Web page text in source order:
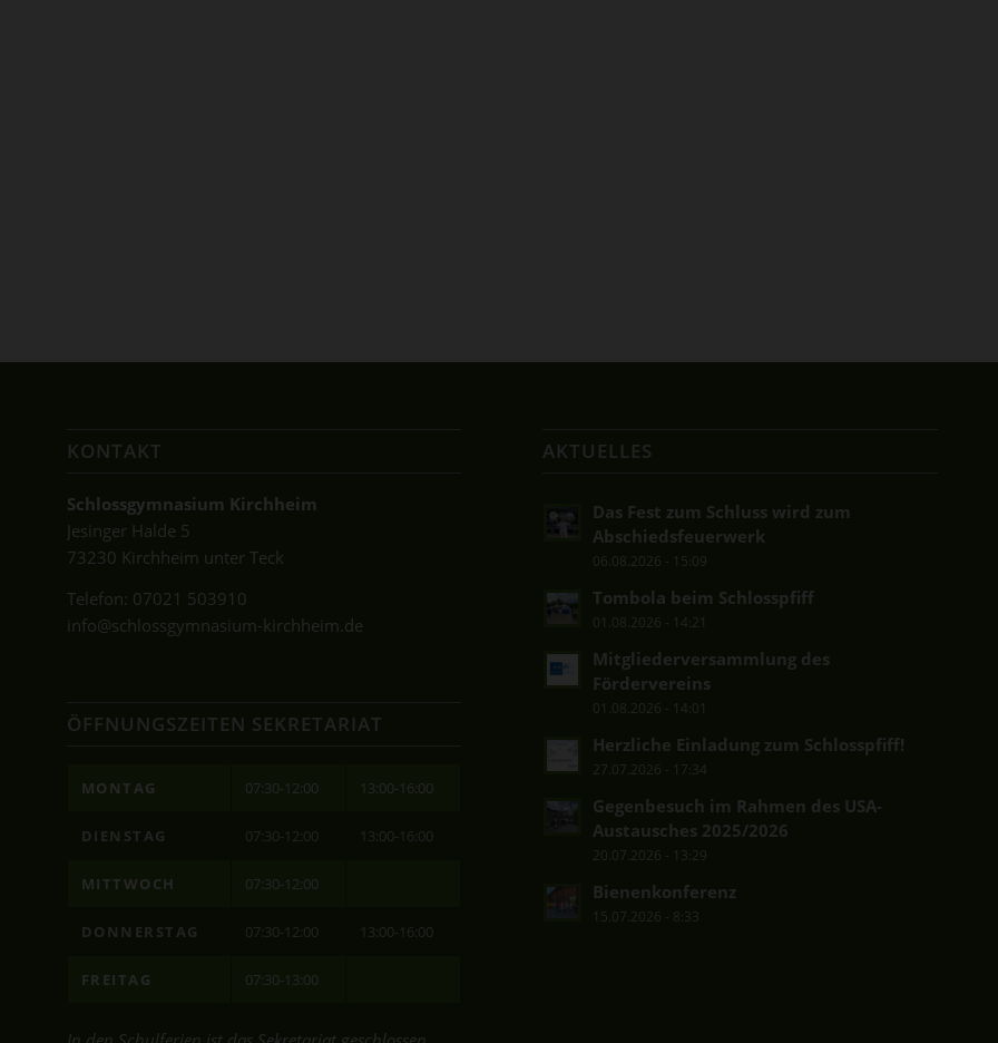
KONTAKT
Schlossgymnasium Kirchheim
Jesinger Halde 5
73230 Kirchheim unter Teck
Telefon: 07021 503910
info@schlossgymnasium-kirchheim.de
ÖFFNUNGSZEITEN SEKRETARIAT
MONTAG 07:30-12:00 13:00-16:00
DIENSTAG 07:30-12:00 13:00-16:00
MITTWOCH 07:30-12:00
DONNERSTAG 07:30-12:00 13:00-16:00
FREITAG 07:30-13:00
AKTUELLES
Das Fest zum Schluss wird zum
Abschiedsfeuerwerk
06.08.2026 - 15:09
Tombola beim Schlosspfiff
01.08.2026 - 14:21
Mitgliederversammlung des
Fördervereins
01.08.2026 - 14:01
Herzliche Einladung zum Schlosspfiff!
27.07.2026 - 17:34
Gegenbesuch im Rahmen des USA-
Austausches 2025/2026
20.07.2026 - 13:29
Bienenkonferenz
15.07.2026 - 8:33